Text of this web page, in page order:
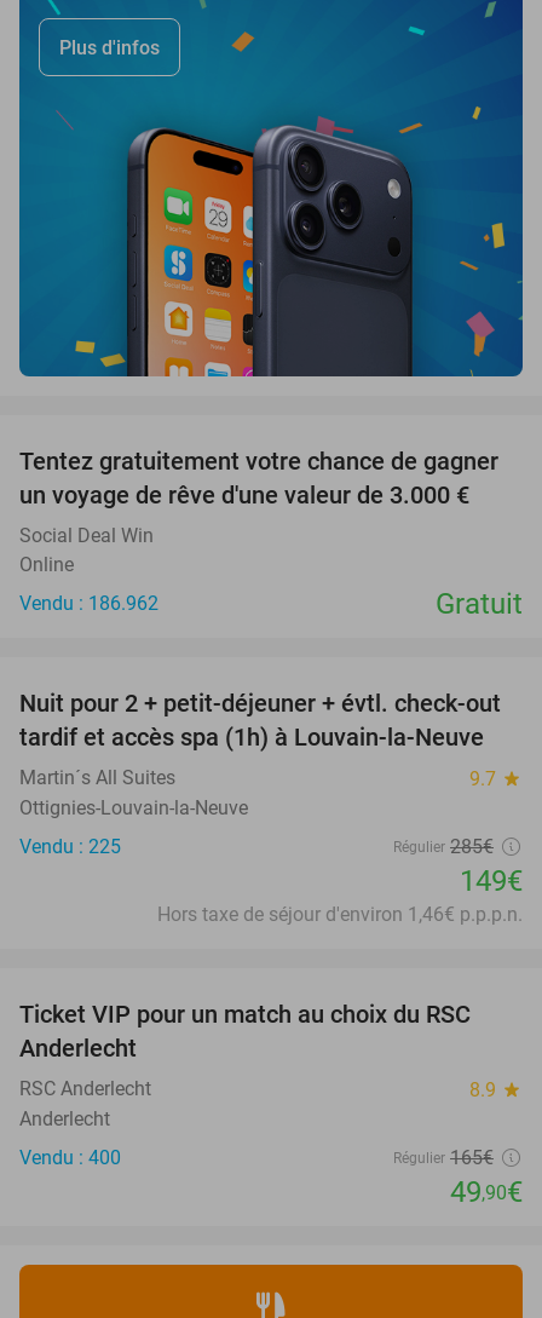
Plus d'infos
Tentez gratuitement votre chance de gagner
un voyage de rêve d'une valeur de 3.000 €
Social Deal Win
Online
Vendu : 186.962
Gratuit
48%
Nuit pour 2 + petit-déjeuner + évtl. check-out
tardif et accès spa (1h) à Louvain-la-Neuve
Martin´s All Suites 9.7 star
Ottignies-Louvain-la-Neuve
Vendu : 225
Régulier 285€
149€
Hors taxe de séjour d'environ 1,46€ p.p.p.n.
70%
OUT
Ticket VIP pour un match au choix du RSC
Anderlecht
RSC Anderlecht 8.9 star
Anderlecht
Vendu : 400
Régulier 165€
49,90€